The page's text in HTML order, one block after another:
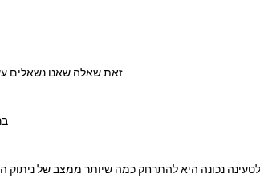
זאת שאלה שאנו נשאלים
נכונה היא להתרחק כמה שיותר ממצב של ניתוק